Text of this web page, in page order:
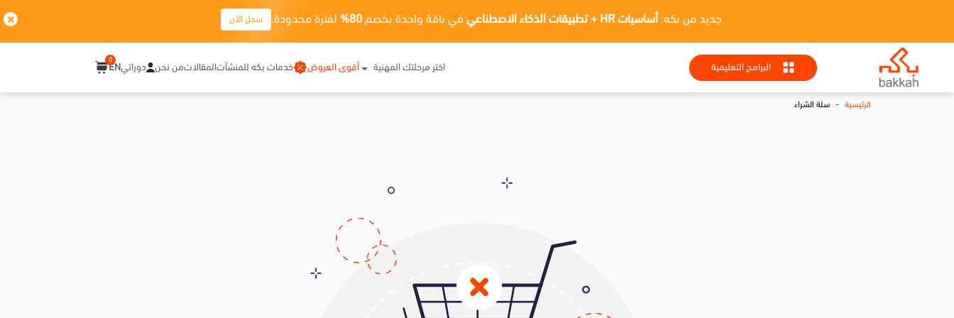
جديد من بكه: أساسيات HR + تطبيقات الذكاء الاصطناعي في باقة واحدة بخصم 80% لفترة محدودة. سجل الآن
البرامج التعليمية اختر مرحلتك المهنية أقوى العروض خدمات بكه للمنشآتالمقالاتمن نحن دوراتيEN
0
الرئيسية - سلة الشراء